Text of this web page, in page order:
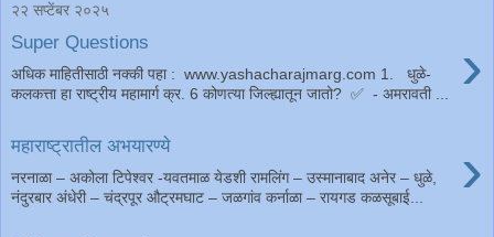
२२ सप्टेंबर २०२५
Super Questions ›
अधिक माहितीसाठी नक्की पहा : www.yashacharajmarg.com 1. धुळे-
कलकत्ता हा राष्ट्रीय महामार्ग क्र. 6 कोणत्या जिल्ह्यातून जातो? ✅ - अमरावती ...
महाराष्ट्रातील अभयारण्ये ›
नरनाळा – अकोला टिपेश्वर -यवतमाळ येडशी रामलिंग – उस्मानाबाद अनेर – धुळे,
नंदुरबार अंधेरी – चंद्रपूर औट्रमघाट – जळगांव कर्नाळा – रायगड कळसूबाई...